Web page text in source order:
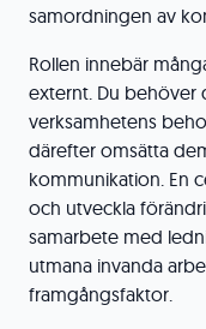
samordningen av
Rollen innebär
externt. Du behöver
verksamhetens
därefter omsätta
kommunikation. En
och utveckla
samarbete med
utmana invanda
framgångsfaktor.